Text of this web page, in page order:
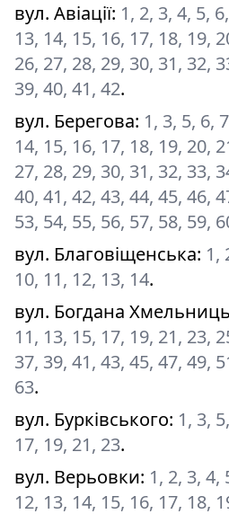
вул. Авіації: 1, 2, 3, 4, 5,
13, 14, 15, 16, 17, 18, 19,
26, 27, 28, 29, 30, 31, 32,
39, 40, 41, 42.
вул. Берегова: 1, 3, 5, 6,
14, 15, 16, 17, 18, 19, 20,
27, 28, 29, 30, 31, 32, 33,
40, 41, 42, 43, 44, 45, 46,
53, 54, 55, 56, 57, 58, 59,
вул. Благовіщенська: 1,
10, 11, 12, 13, 14.
вул. Богдана
11, 13, 15, 17, 19, 21, 23,
37, 39, 41, 43, 45, 47, 49,
63.
вул. Бурківського: 1, 3,
17, 19, 21, 23.
вул. Верьовки: 1, 2, 3, 4,
12, 13, 14, 15, 16, 17, 18,